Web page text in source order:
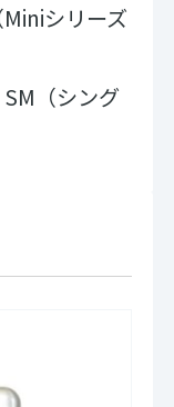
シリーズ
（シング